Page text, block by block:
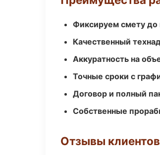
Фиксируем смету до
Качественный
Аккуратность на
Точные сроки с
Договор и полный
Собственные
Отзывы клиентов